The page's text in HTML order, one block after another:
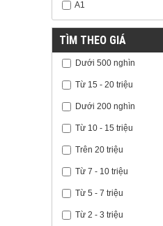
A1
TÌM THEO GIÁ
Dưới 500 nghìn
Từ 15 - 20 triệu
Dưới 200 nghìn
Từ 10 - 15 triệu
Trên 20 triệu
Từ 7 - 10 triệu
Từ 5 - 7 triệu
Từ 2 - 3 triệu